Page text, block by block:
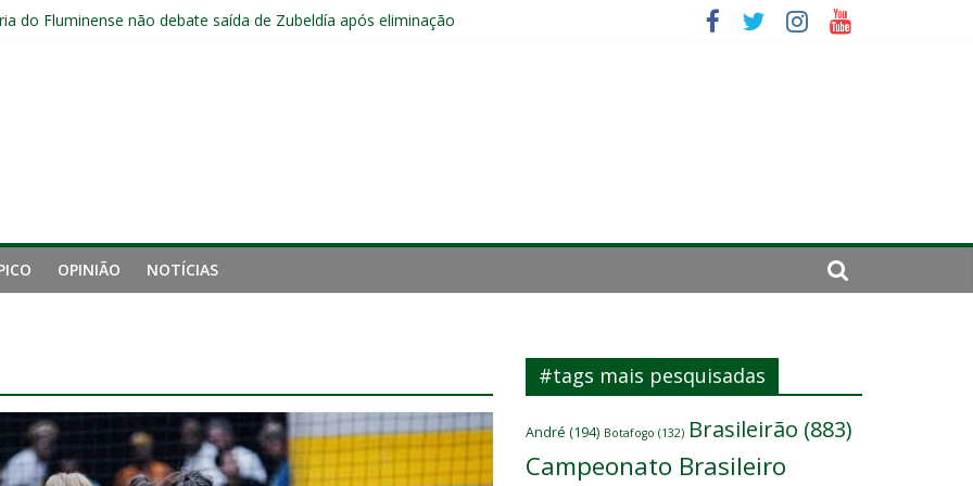
do Fluminense não debate saída de Zubeldía após eliminação
de Zubeldía e o risco de jogar o ano do Flu no lixo
sem vencer após eliminação para o Vasco
OPINIÃO NOTÍCIAS
#tags mais pesquisadas
André (194) Botafogo (132) Brasileirão (883)
Campeonato Brasileiro